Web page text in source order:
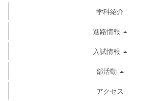
学科紹介
進路情報
入試情報
部活動
アクセス